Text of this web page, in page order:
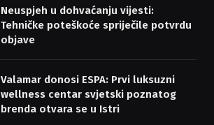
Neuspjeh u dohvaćanju vijesti:
Tehničke poteškoće spriječile potvrdu
objave
Valamar donosi ESPA: Prvi luksuzni
wellness centar svjetski poznatog
brenda otvara se u Istri